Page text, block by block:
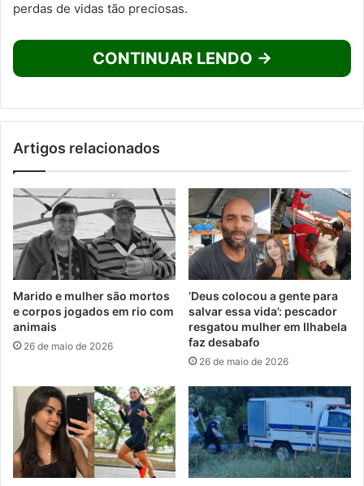
perdas de vidas tão preciosas.
CONTINUAR LENDO →
Artigos relacionados
Marido e mulher são mortos
e corpos jogados em rio com
animais
26 de maio de 2026
‘Deus colocou a gente para
salvar essa vida’: pescador
resgatou mulher em Ilhabela
faz desabafo
26 de maio de 2026